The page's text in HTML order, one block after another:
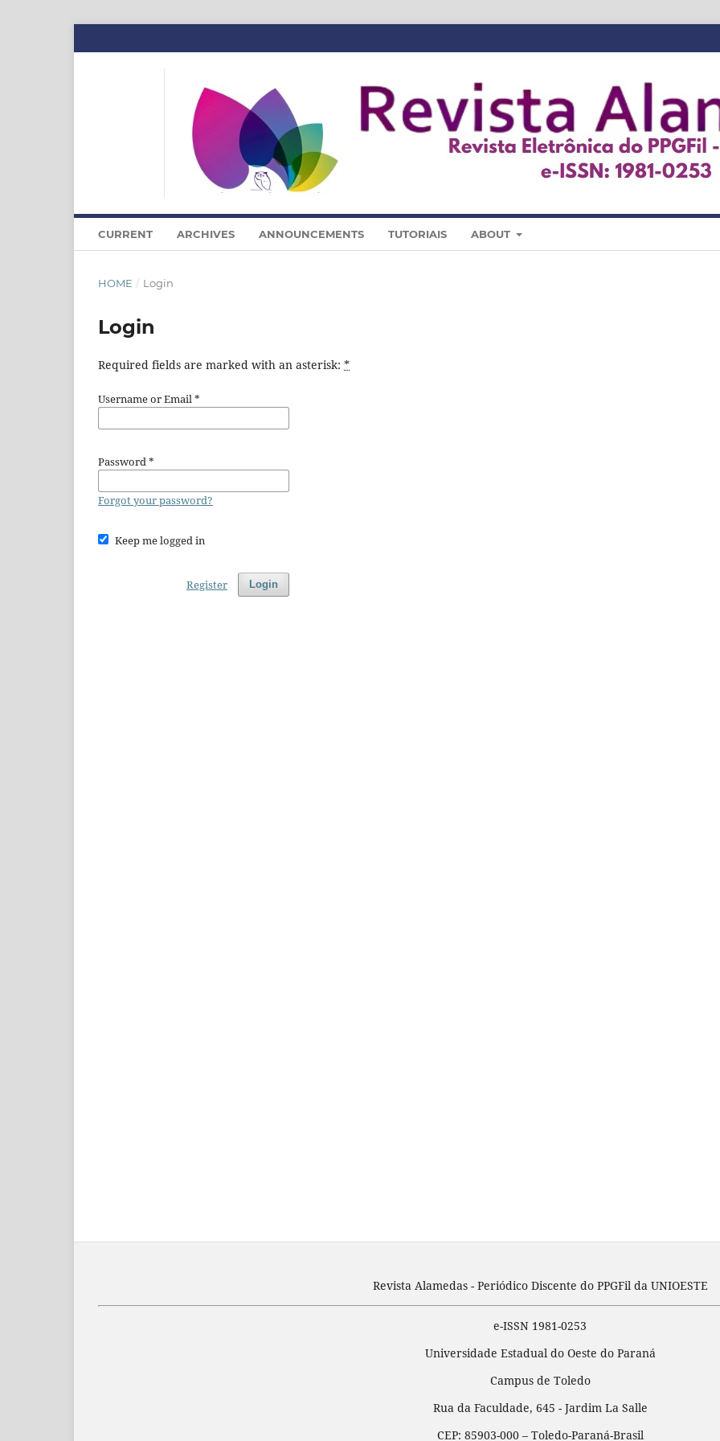
CURRENT ARCHIVES ANNOUNCEMENTS TUTORIAIS ABOUT
HOME / Login
Login
Required fields are marked with an asterisk: *
Username or Email*
Password*
Forgot your password?
Keep me logged in
Login
Register
Revista Alamedas - Periódico Discente do PPGFil da UNIOESTE
e-ISSN 1981-0253
Universidade Estadual do Oeste do Paraná
Campus de Toledo
Rua da Faculdade, 645 - Jardim La Salle
CEP: 85903-000 – Toledo-Paraná-Brasil